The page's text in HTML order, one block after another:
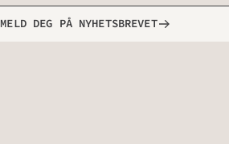
MELD DEG PÅ NYHETSBREVET